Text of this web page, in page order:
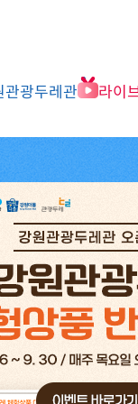
관광두레관 라이